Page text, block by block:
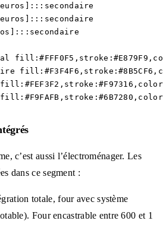
c’est aussi l’électroménager. Les
dans ce segment :
totale, four avec système
Four encastrable entre 600 et 1